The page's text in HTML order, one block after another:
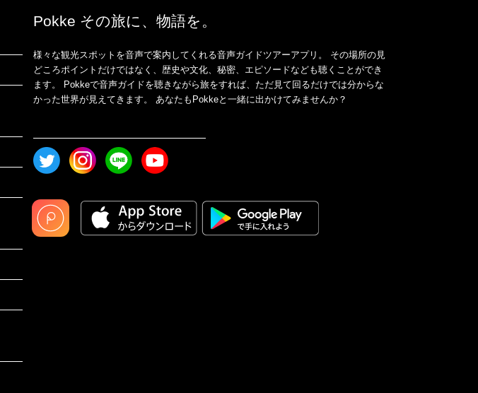
Pokke その旅に、物語を。
様々な観光スポットを音声で案内してくれる音声ガイドツアーアプリ。 その場所の見
どころポイントだけではなく、歴史や文化、秘密、エピソードなども聴くことができ
ます。 Pokkeで音声ガイドを聴きながら旅をすれば、ただ見て回るだけでは分からな
かった世界が見えてきます。 あなたもPokkeと一緒に出かけてみませんか？